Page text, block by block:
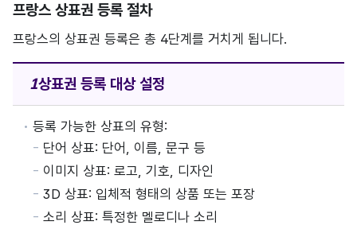
프랑스 상표권 등록 절차
프랑스의 상표권 등록은 총 4단계를 거치게 됩니다.
상표권 등록 대상 설정
등록 가능한 상표의 유형:
단어 상표: 단어, 이름, 문구 등
이미지 상표: 로고, 기호, 디자인
3D 상표: 입체적 형태의 상품 또는 포장
소리 상표: 특정한 멜로디나 소리